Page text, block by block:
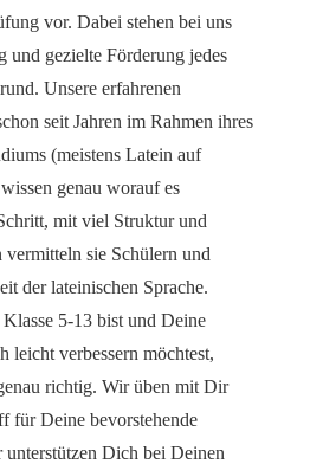
vor. Dabei stehen bei uns
und gezielte Förderung jedes
Unsere erfahrenen
seit Jahren im Rahmen ihres
(meistens Latein auf
genau worauf es
mit viel Struktur und
sie Schülern und
der lateinischen Sprache.
5-13 bist und Deine
leicht verbessern möchtest,
richtig. Wir üben mit Dir
für Deine bevorstehende
Dich bei Deinen